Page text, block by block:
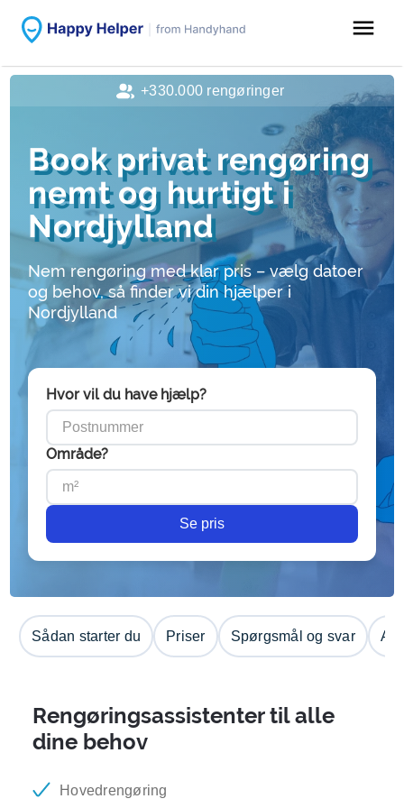
menu
Book privat rengøring
nemt og hurtigt i
Nordjylland
Nem rengøring med klar pris – vælg datoer
og behov, så finder vi din hjælper i
Nordjylland
Hvor vil du have hjælp?
Område?
Se pris
Sådan starter du Priser Spørgsmål og svar
Rengøringsassistenter til alle
dine behov
Hovedrengøring
+330.000 rengøringer